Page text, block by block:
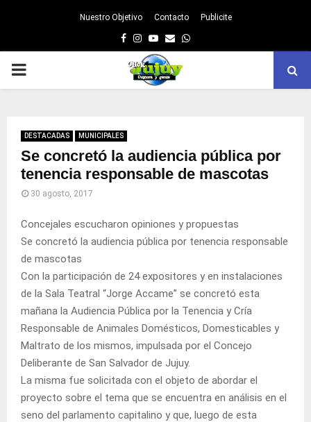
Nuestro Objetivo Contacto Publicite
Facebook
Instagram
Youtube
EmailWhatsapp
PRIMARY
DESTACADAS MUNICIPALES
Se concretó la audiencia pública por
tenencia responsable de mascotas
30 agosto, 2017
Concejales escucharon opiniones y propuestas
Se concretó la audiencia pública por tenencia responsable
de mascotas
Con la participación de 24 expositores y en instalaciones
de la Sala Teatral “Jorge Accame” se concretó esta
mañana la Audiencia Pública por la Tenencia y Cría
Responsable de Animales Domésticos, Domesticables y
Maltrato de los mismos, impulsada por el Concejo
Deliberante de San Salvador de Jujuy.
La misma fue solicitada con el objeto de abordar el
proyecto sobre el tema que se encuentra en análisis en el
seno del parlamento capitalino y que, luego de esta